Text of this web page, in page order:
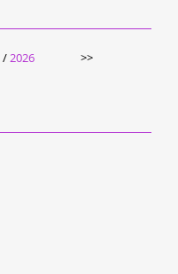
/2026 >>